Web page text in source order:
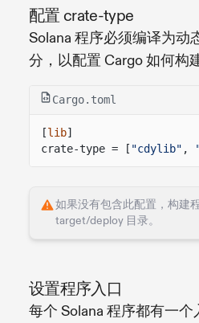
配置 crate-type
Solana 程序必须编译为动
分，以配置 Cargo 如何构
Cargo.toml
[lib]
crate-type = [ "cdylib" ,
如果没有包含此配置，构建
target/deploy 目录。
设置程序入口
每个 Solana 程序都有一